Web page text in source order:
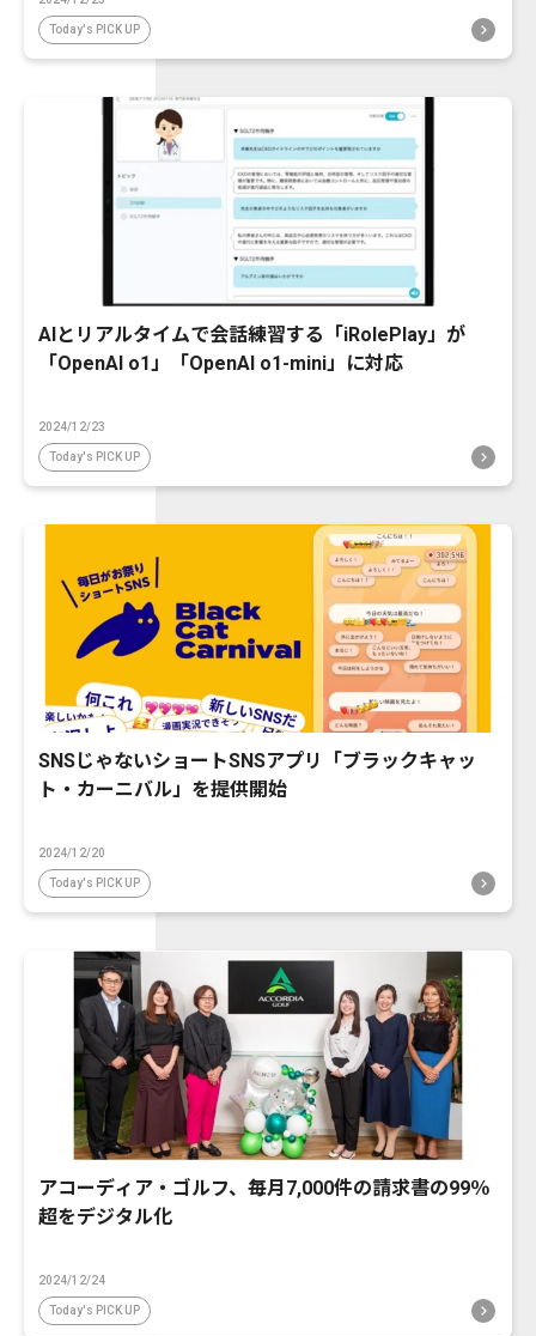
Today's PICK UP
AIとリアルタイムで会話練習する「iRolePlay」が
「OpenAI o1」「OpenAI o1-mini」に対応
2024/12/23
Today's PICK UP
SNSじゃないショートSNSアプリ「ブラックキャッ
ト・カーニバル」を提供開始
2024/12/20
Today's PICK UP
アコーディア・ゴルフ、毎月7,000件の請求書の99％
超をデジタル化
2024/12/24
Today's PICK UP